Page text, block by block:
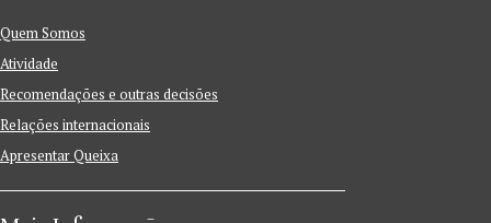
Quem Somos
Atividade
Recomendações e outras decisões
Relações internacionais
Apresentar Queixa